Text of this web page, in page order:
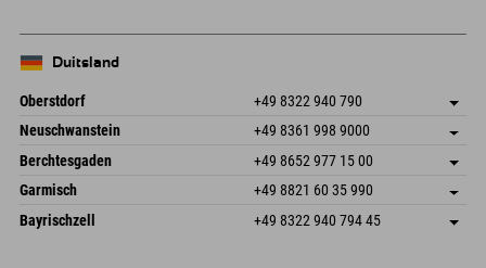
Duitsland
Oberstdorf +49 8322 940 790
An der Breitach 3
Duitsland
Adres opslaan
Booking
Neuschwanstein +49 8361 998 9000
An der Riese 45
87484 Nesselwang im Allgäu
Duitsland
Adres opslaan
Aankomstinformatie
Booking
Berchtesgaden +49 8652 977 15 00
Hofreitstr. 7
Duitsland
Adres opslaan
Booking
Garmisch +49 8821 60 35 990
Frickenstraße 22
82490 Farchant
Adres opslaan
Aankomstinformatie
Bayrischzell +49 8322 940 794 45